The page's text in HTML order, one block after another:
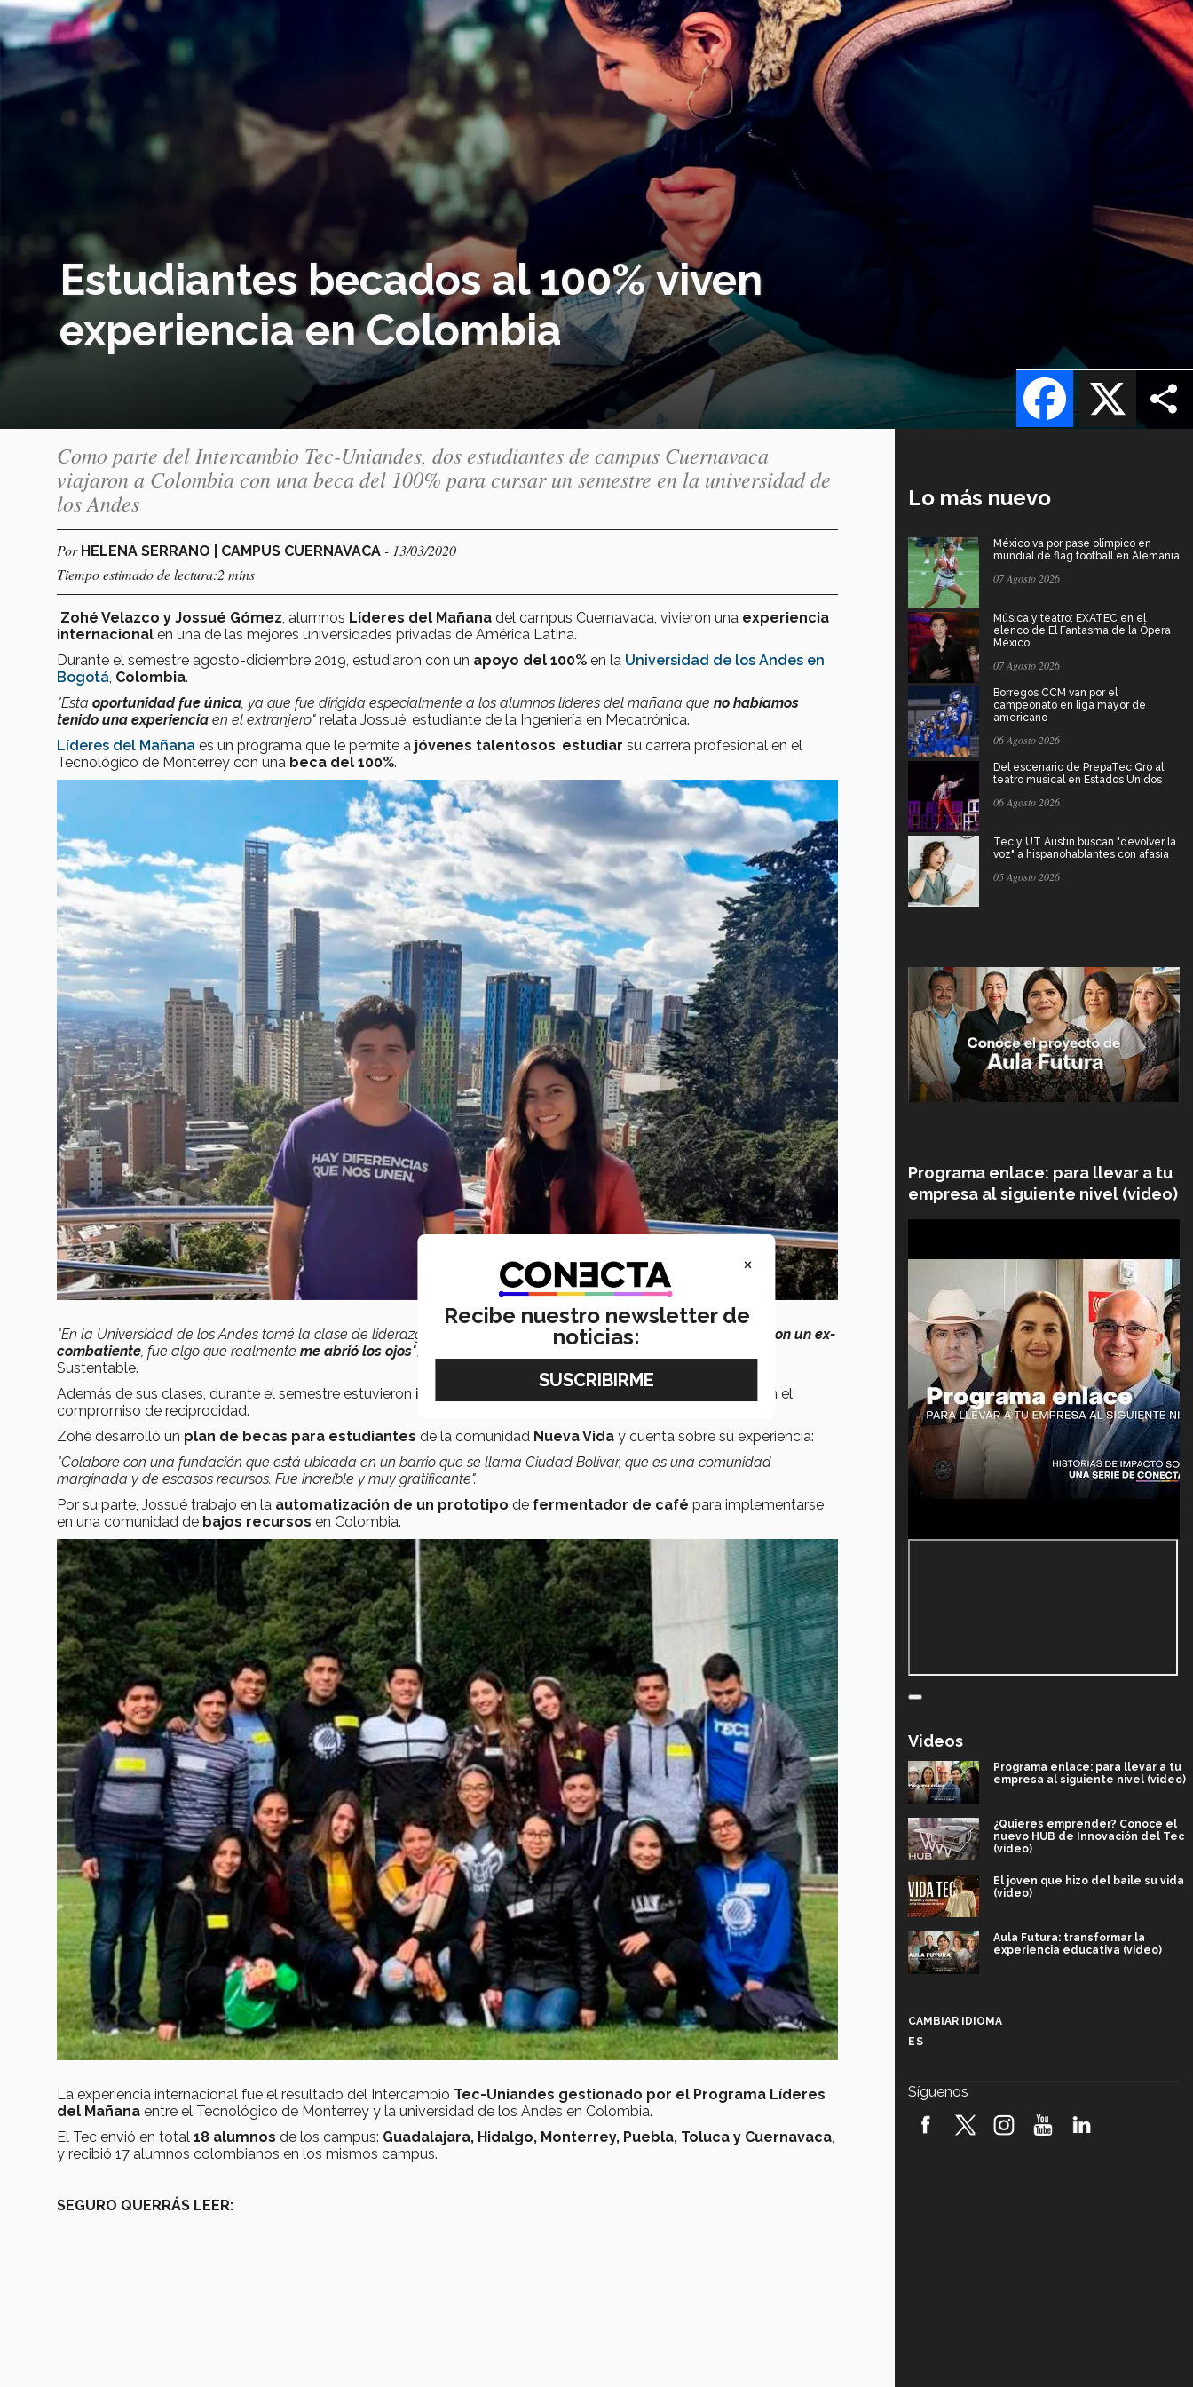
Estudiantes becados al 100% viven
experiencia en Colombia
X
Facebook
Como parte del Intercambio Tec-Uniandes, dos estudiantes de campus Cuernavaca
viajaron a Colombia con una beca del 100% para cursar un semestre en la universidad de
los Andes
Por HELENA SERRANO | CAMPUS CUERNAVACA - 13/03/2020
Tiempo estimado de lectura:2 mins
Zohé Velazco y Jossué Gómez , alumnos Líderes del Mañana del campus Cuernavaca, vivieron una experiencia
internacional en una de las mejores universidades privadas de América Latina.
Durante el semestre agosto-diciembre 2019, estudiaron con un apoyo del 100% en la Universidad de los Andes en
Bogotá Colombia.
"Esta oportunidad fue única , ya que fue dirigida especialmente a los alumnos líderes del mañana que no habíamos
tenido una experiencia en el extranjero" relata Jossué, estudiante de la Ingeniería en Mecatrónica.
Líderes del Mañana es un programa que le permite a jóvenes talentosos estudiar su carrera profesional en el
Tecnológico de Monterrey con una beca del 100%.
"En la Universidad de los Andes tomé la clase de liderazgo, en la que tuve la oportunidad de
compartir tiempo con un ex-
combatiente, fue algo que realmente me abrió los ojos", cuenta Zohé, estudiante de Ingeniería en Desarrollo
Sustentable.
Además de sus clases, durante el semestre estuvieron involucrados en proyectos sociales
que reforzaron el
compromiso de reciprocidad.
Zohé desarrolló un plan de becas para estudiantes de la comunidad Nueva Vida y cuenta sobre su experiencia:
"Colabore con una fundación que está ubicada en un barrio que se llama Ciudad Bolívar, que es una comunidad
marginada y de escasos recursos. Fue increíble y muy gratificante".
Por su parte, Jossué trabajo en la automatización de un prototipo de fermentador de café para implementarse
en una comunidad de bajos recursos en Colombia.
La experiencia internacional fue el resultado del Intercambio Tec-Uniandes gestionado por el Programa Líderes
del Mañana entre el Tecnológico de Monterrey y la universidad de los Andes en Colombia.
El Tec envió en total 18 alumnos de los campus: Guadalajara, Hidalgo, Monterrey, Puebla, Toluca y Cuernavaca,
y recibió 17 alumnos colombianos en los mismos campus.
SEGURO QUERRÁS LEER:
Lo más nuevo
México va por pase olímpico en
mundial de flag football en Alemania
07 Agosto 2026
Música y teatro: EXATEC en el
elenco de El Fantasma de la Ópera
México
07 Agosto 2026
Borregos CCM van por el
campeonato en liga mayor de
americano
06 Agosto 2026
Del escenario de PrepaTec Qro al
teatro musical en Estados Unidos
06 Agosto 2026
Tec y UT Austin buscan "devolver la
voz" a hispanohablantes con afasia
05 Agosto 2026
Programa enlace: para llevar a tu
empresa al siguiente nivel (video)
Videos
Programa enlace: para llevar a tu
empresa al siguiente nivel (video)
¿Quieres emprender? Conoce el
nuevo HUB de Innovación del Tec
(video)
El joven que hizo del baile su vida
(video)
Aula Futura: transformar la
experiencia educativa (video)
robótica FIRST 2026! (video)
CAMBIAR IDIOMA
ES
Síguenos
×
Recibe nuestro newsletter de
noticias: